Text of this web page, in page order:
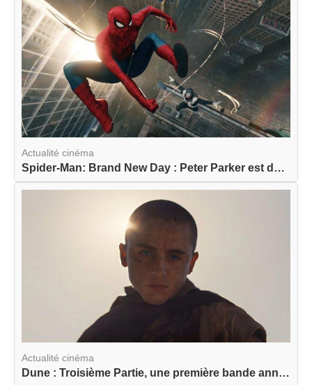
Actualité cinéma
Spider-Man: Brand New Day : Peter Parker est de ...
Actualité cinéma
Dune : Troisième Partie, une première bande anno...